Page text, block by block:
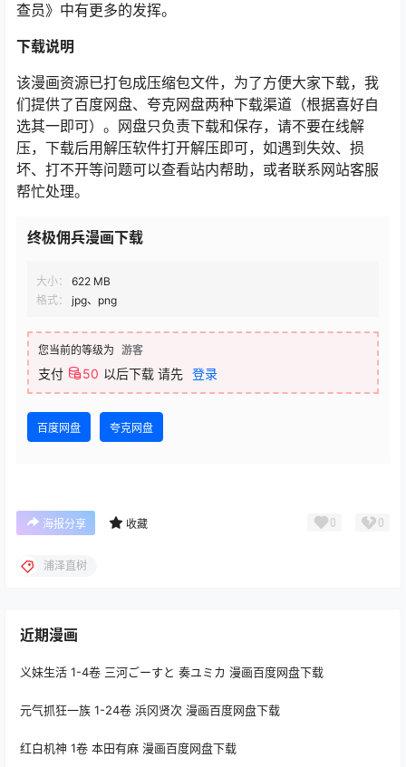
查员》中有更多的发挥。
下载说明
该漫画资源已打包成压缩包文件，为了方便大家下载，我
们提供了百度网盘、夸克网盘两种下载渠道（根据喜好自
选其一即可）。网盘只负责下载和保存，请不要在线解
压，下载后用解压软件打开解压即可，如遇到失效、损
坏、打不开等问题可以查看站内帮助，或者联系网站客服
帮忙处理。
终极佣兵漫画下载
大小：
622 MB
格式：
jpg、png
您当前的等级为 游客
支付 50 以后下载 请先 登录
百度网盘 夸克网盘
海报分享 收藏 0 0
浦泽直树
近期漫画
义妹生活 1-4卷 三河ごーすと 奏ユミカ 漫画百度网盘下载
元气抓狂一族 1-24卷 浜冈贤次 漫画百度网盘下载
红白机神 1卷 本田有麻 漫画百度网盘下载